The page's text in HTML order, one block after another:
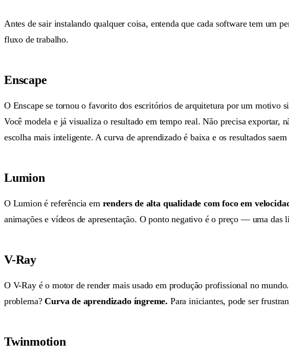
Antes de sair instalando qualquer coisa, entenda que cada software tem um
fluxo de trabalho.
Enscape
O Enscape se tornou o favorito dos escritórios de arquitetura por um motivo
Você modela e já visualiza o resultado em tempo real. Não precisa exportar,
escolha mais inteligente. A curva de aprendizado é baixa e os resultados
Lumion
O Lumion é referência em renders de alta qualidade com foco em
animações e vídeos de apresentação. O ponto negativo é o preço — uma
V-Ray
O V-Ray é o motor de render mais usado em produção profissional no
problema?Curva de aprendizado íngreme. Para iniciantes, pode ser
Twinmotion